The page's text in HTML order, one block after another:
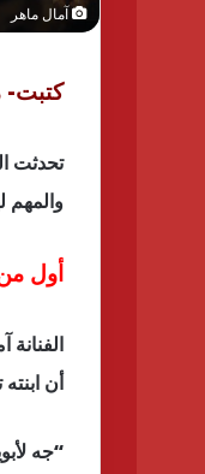
آمال ماهر
كتبت-
تحدثت
والمهم
أول
أن
“جه